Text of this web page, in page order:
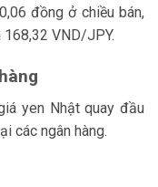
đồng ở chiều bán,
VND/JPY.
yen Nhật quay đầu
các ngân hàng.